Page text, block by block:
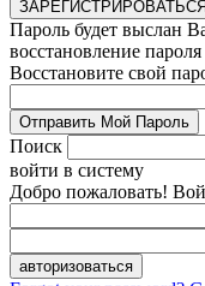
Пароль будет выслан
восстановление пароля
Восстановите свой
Поиск
войти в систему
Добро пожаловать!